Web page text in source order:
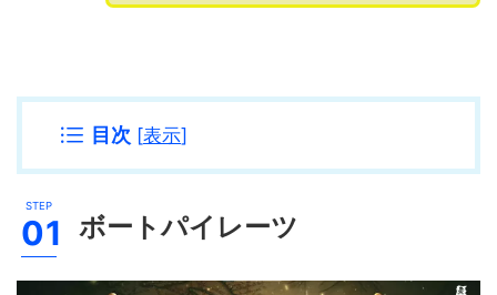
目次 [表示]
ボートパイレーツ